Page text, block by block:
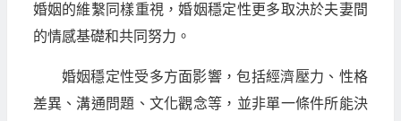
婚姻的維繫同樣重視，婚姻穩定性更多取決於夫妻間
的情感基礎和共同努力。
婚姻穩定性受多方面影響，包括經濟壓力、性格
差異、溝通問題、文化觀念等，並非單一條件所能決